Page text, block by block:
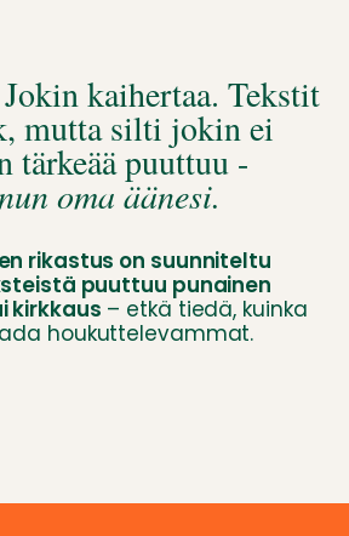
kaihertaa. Tekstit
mutta silti jokin ei
tärkeää puuttuu -
oma äänesi.
rikastus on suunniteltu
puuttuu punainen
kirkkaus – etkä tiedä, kuinka
houkuttelevammat.